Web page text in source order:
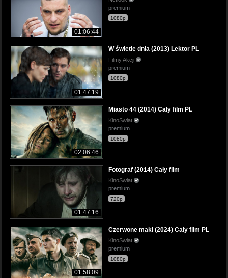
01:06:44
premium
1080p
01:47:19
W świetle dnia (2013) Lektor PL
Filmy Akcji
premium
1080p
02:06:46
Miasto 44 (2014) Cały film PL
KinoSwiat
premium
1080p
01:47:16
Fotograf (2014) Cały film
KinoSwiat
premium
720p
01:58:09
Czerwone maki (2024) Cały film PL
KinoSwiat
premium
1080p